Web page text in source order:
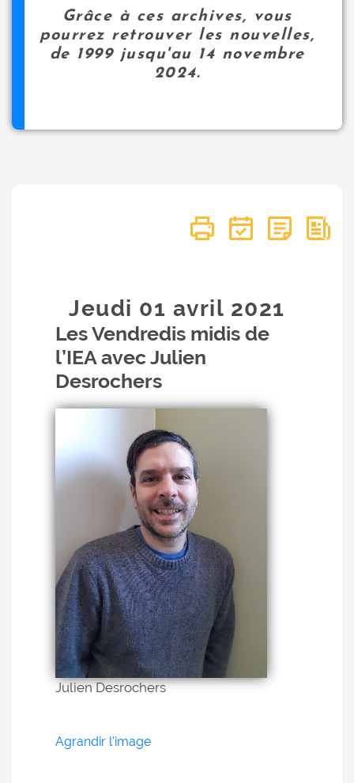
Grâce à ces archives, vous
pourrez retrouver les nouvelles,
de 1999 jusqu'au 14 novembre
2024.
Jeudi 01 avril 2021
Les Vendredis midis de
l’IEA avec Julien
Desrochers
Julien Desrochers
Agrandir l'image